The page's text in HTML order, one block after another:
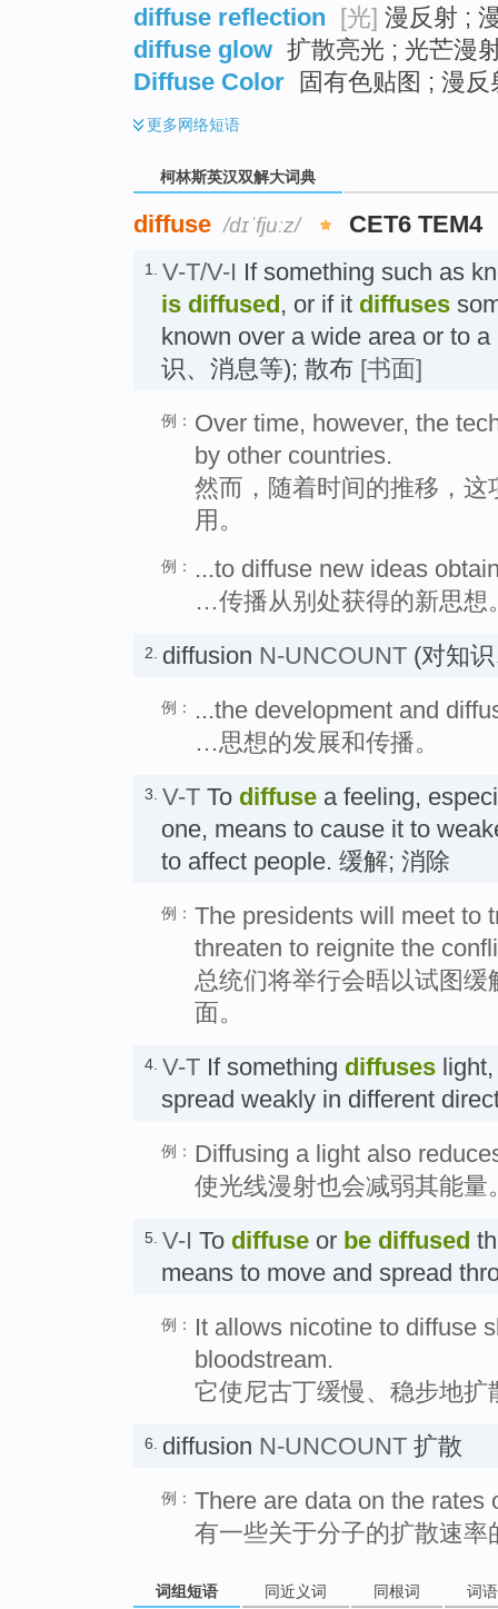
diffuse reflection [光] 漫反射 ;
diffuse glow 扩散亮光 ; 光芒漫
Diffuse Color
固有色贴图 ; 漫
更多网络短语
柯林斯英汉双解大词典
diffuse /dɪˈfjuːz/ CET6 TEM4
1. V-T/V-I If something such as
is diffused, or if it diffuses
known over a wide area or to
识、消息等); 散布 [书面]
例： Over time, however, the
by other countries.
然而，随着时间的推移，
用。
例：
...to diffuse new ideas
…传播从别处获得的新思想
2. diffusion N-UNCOUNT (对知
例：
...the development and
…思想的发展和传播。
3. V-T To diffuse a feeling,
one, means to cause it to
to affect people. 缓解; 消除
例： The presidents will meet to
threaten to reignite the
总统们将举行会晤以试图
面。
4. V-T If something diffuses
spread weakly in different
例： Diffusing a light also
使光线漫射也会减弱其能量
5. V-I To diffuse or be diffused
means to move and spread
例：
It allows nicotine to diffuse
bloodstream.
它使尼古丁缓慢、稳步地扩
6. diffusion N-UNCOUNT 扩散
例： There are data on the rates
有一些关于分子的扩散速率
词组短语 同近义词 同根词 词